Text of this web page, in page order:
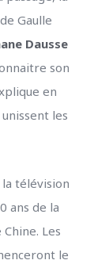
Gaulle
Dausse
son
en
les
télévision
ans de la
Les
le